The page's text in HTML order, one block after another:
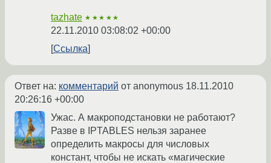
tazhate ★★★★★
22.11.2010 03:08:02 +00:00
Ссылка
Ответ на: комментарий от anonymous 18.11.2010
20:26:16 +00:00
Ужас. А макроподстановки не работают?
Разве в IPTABLES нельзя заранее
определить макросы для числовых
констант, чтобы не искать «магические